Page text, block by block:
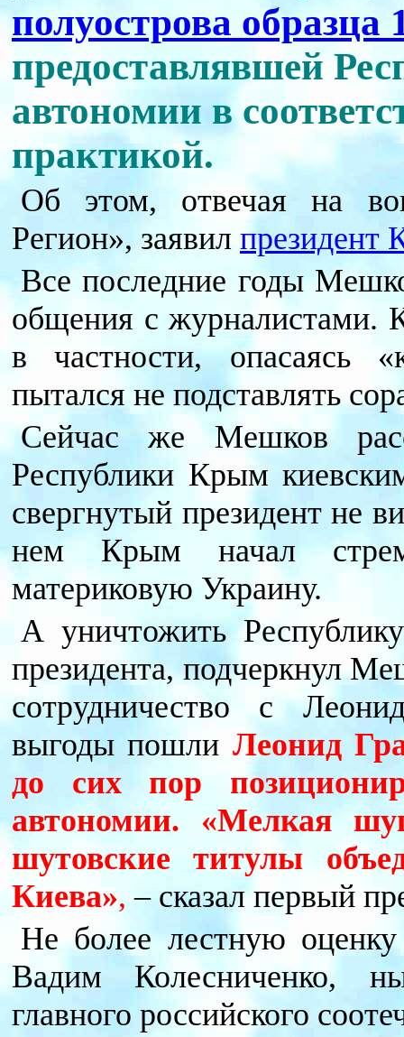
полуострова образца
предоставлявшей
автономии в
практикой.
Об этом, отвечая на
Регион», заявил
Все последние годы
общения с журналистами.
в частности, опасаясь
пытался не подставлять
Сейчас же Мешков
Республики Крым
свергнутый президент не
нем Крым начал
материковую Украину.
А уничтожить
президента, подчеркнул
сотрудничество с
выгоды пошли Леонид
до сих пор
автономии. «Мелкая
шутовские титулы
Киева», – сказал первый
Не более лестную
Вадим Колесниченко,
главного российского